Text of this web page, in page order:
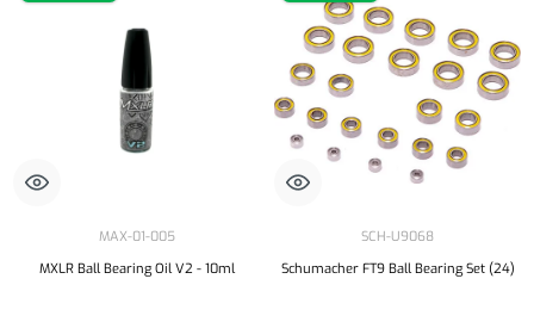
MAX-01-005
MXLR Ball Bearing Oil V2 - 10ml
SCH-U9068
Schumacher FT9 Ball Bearing Set (24)